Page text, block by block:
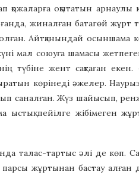
оқытатын арнаулы
жиналған батагөй жұрт
Айтқанындай осыншама
мал союуға шамасы
түбіне жент сақтаған екен.
көрінеді әжелер.
саналған. Жүз шайысып,
пейілге жібімеген
талас-тартыс әлі де көп.
жұртынан бастау алған